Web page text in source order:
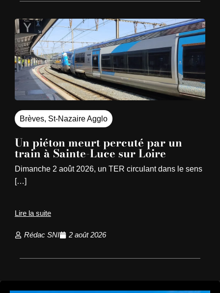
Brèves, St-Nazaire Agglo
Un piéton meurt percuté par un
train à Sainte-Luce sur Loire
Dimanche 2 août 2026, un TER circulant dans le sens
[…]
Lire la suite
Rédac SNI 2 août 2026